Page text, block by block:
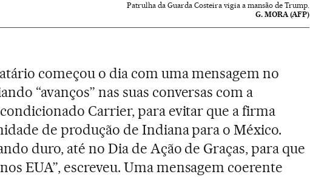
Patrulha da Guarda Costeira vigia a mansão de Trump.
G. MORA (AFP)
começou o dia com uma mensagem no
“avanços” nas suas conversas com a
Carrier, para evitar que a firma
de produção de Indiana para o México.
duro, até no Dia de Ação de Graças, para que
EUA”, escreveu. Uma mensagem coerente